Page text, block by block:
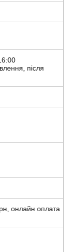
після
онлайн оплата